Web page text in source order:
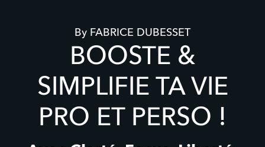
By FABRICE DUBESSET
BOOSTE &
SIMPLIFIE TA VIE
PRO ET PERSO !